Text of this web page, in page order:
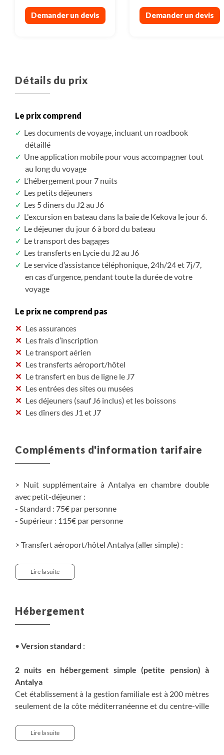
Demander un devis Demander un devis
Détails du prix
Le prix comprend
Les documents de voyage, incluant un roadbook
détaillé
Une application mobile pour vous accompagner tout
au long du voyage
L’hébergement pour 7 nuits
Les petits déjeuners
Les 5 diners du J2 au J6
L'excursion en bateau dans la baie de Kekova le jour 6.
Le déjeuner du jour 6 à bord du bateau
Le transport des bagages
Les transferts en Lycie du J2 au J6
Le service d’assistance téléphonique, 24h/24 et 7j/7,
en cas d’urgence, pendant toute la durée de votre
voyage
Le prix ne comprend pas
Les assurances
Les frais d’inscription
Le transport aérien
Les transferts aéroport/hôtel
Le transfert en bus de ligne le J7
Les entrées des sites ou musées
Les déjeuners (sauf J6 inclus) et les boissons
Les dîners des J1 et J7
Compléments d'information tarifaire
> Nuit supplémentaire à Antalya en chambre double
avec petit-déjeuner :
- Standard : 75€ par personne
- Supérieur : 115€ par personne
> Transfert aéroport/hôtel Antalya (aller simple) :
> Transfert privé vers Antalya (J7) :
Lire la suite
Hébergement
• Version standard :
2 nuits en hébergement simple (petite pension) à
Antalya
Cet établissement à la gestion familiale est à 200 mètres
seulement de la côte méditerranéenne et du centre-ville
chambres climatisées avec salle de bain privative.
Certaines offrent une vue sur les montagnes du Taurus
Lire la suite